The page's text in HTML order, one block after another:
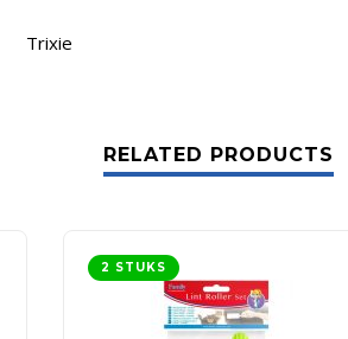
Trixie
RELATED PRODUCTS
2 STUKS